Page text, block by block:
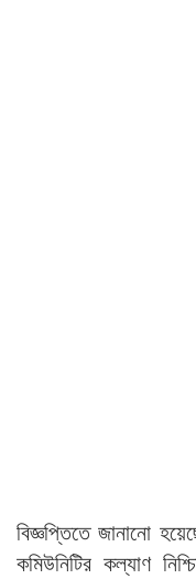
বিজ্ঞপ্তিতে জানানো
কমিউনিটির কল্যাণ